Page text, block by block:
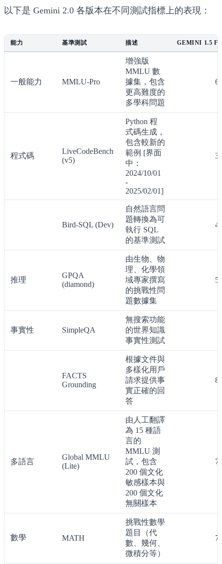
以下是 Gemini 2.0 各版本在不同測試指標上的表現：
能力 基準測試 描述 GEMINI 1.5
一般能力 MMLU-Pro
增強版
MMLU 數
據集，包含
更高難度的
多學科問題
程式碼
LiveCodeBench
(v5)
Python 程
式碼生成，
包含較新的
範例 [界面
中：
2024/10/01
-
2025/02/01]
Bird-SQL (Dev)
自然語言問
題轉換為可
執行 SQL
的基準測試
推理
GPQA
(diamond)
由生物、物
理、化學領
域專家撰寫
的挑戰性問
題數據集
事實性 SimpleQA
無搜索功能
的世界知識
事實性測試
FACTS
Grounding
根據文件與
多樣化用戶
請求提供事
實正確的回
答
多語言
Global MMLU
(Lite)
由人工翻譯
為 15 種語
言的
MMLU 測
試，包含
200 個文化
敏感樣本與
200 個文化
無關樣本
數學 MATH
挑戰性數學
題目（代
數、幾何、
微積分等）